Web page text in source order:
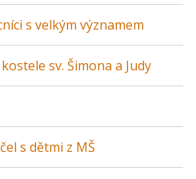
s velkým významem
sv. Šimona a Judy
s dětmi z MŠ